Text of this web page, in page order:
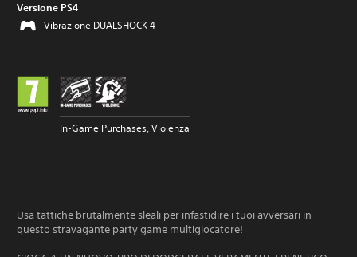
Versione PS4
Vibrazione DUALSHOCK 4
In-Game Purchases, Violenza
Usa tattiche brutalmente sleali per infastidire i tuoi avversari in
questo stravagante party game multigiocatore!